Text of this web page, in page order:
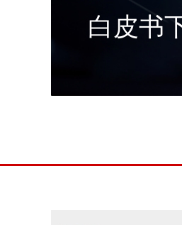
白皮书